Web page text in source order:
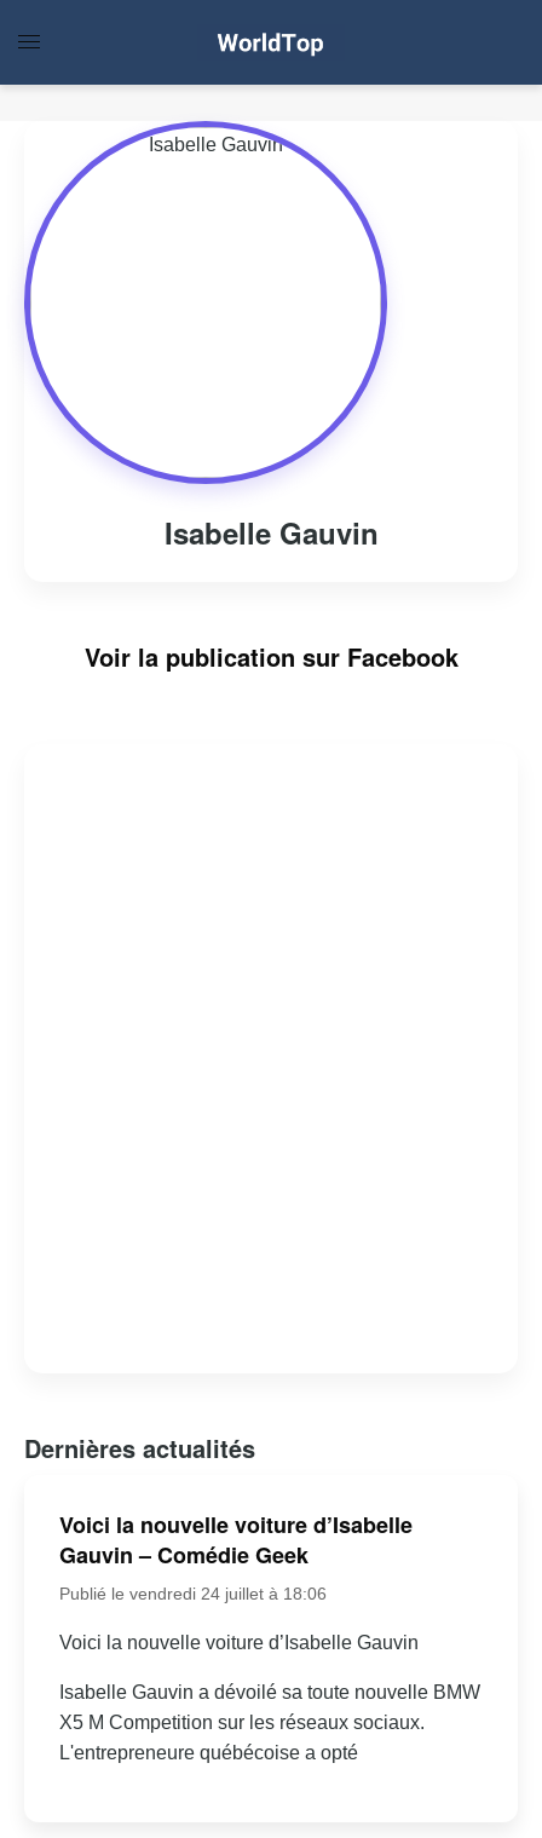
Isabelle Gauvin
Voir la publication sur Facebook
Dernières actualités
Voici la nouvelle voiture d’Isabelle
Gauvin – Comédie Geek
Publié le vendredi 24 juillet à 18:06
Voici la nouvelle voiture d’Isabelle Gauvin
Isabelle Gauvin a dévoilé sa toute nouvelle BMW
X5 M Competition sur les réseaux sociaux.
L'entrepreneure québécoise a opté